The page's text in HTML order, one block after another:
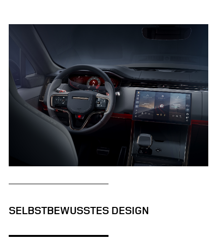
STUDIO - RANGE ROVER SPORT SV EDITION ONE
SELBSTBEWUSSTES DESIGN